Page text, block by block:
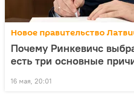
Новое правительство
Почему Ринкевичс
есть три основные
16 мая, 20:01